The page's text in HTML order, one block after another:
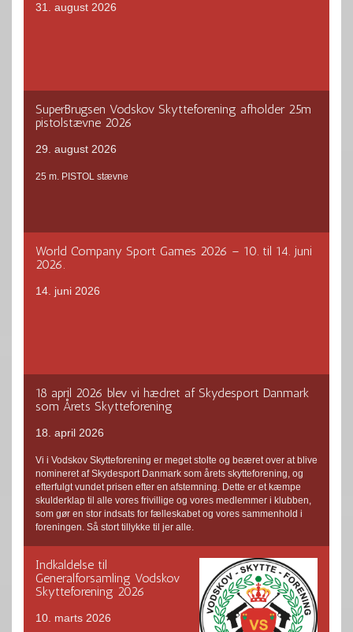
31. august 2026
SuperBrugsen Vodskov Skytteforening afholder 25m
pistolstævne 2026
29. august 2026
25 m. PISTOL stævne
World Company Sport Games 2026 – 10. til 14. juni
2026.
14. juni 2026
18 april 2026 blev vi hædret af Skydesport Danmark
som Årets Skytteforening
18. april 2026
Vi i Vodskov Skytteforening er meget stolte og beæret over at blive
nomineret af Skydesport Danmark som årets skytteforening, og
efterfulgt vundet prisen efter en afstemning. Dette er et kæmpe
skulderklap til alle vores frivillige og vores medlemmer i klubben,
som gør en stor indsats for fælleskabet og vores sammenhold i
foreningen. Så stort tillykke til jer alle.
Indkaldelse til
Generalforsamling Vodskov
Skytteforening 2026
10. marts 2026